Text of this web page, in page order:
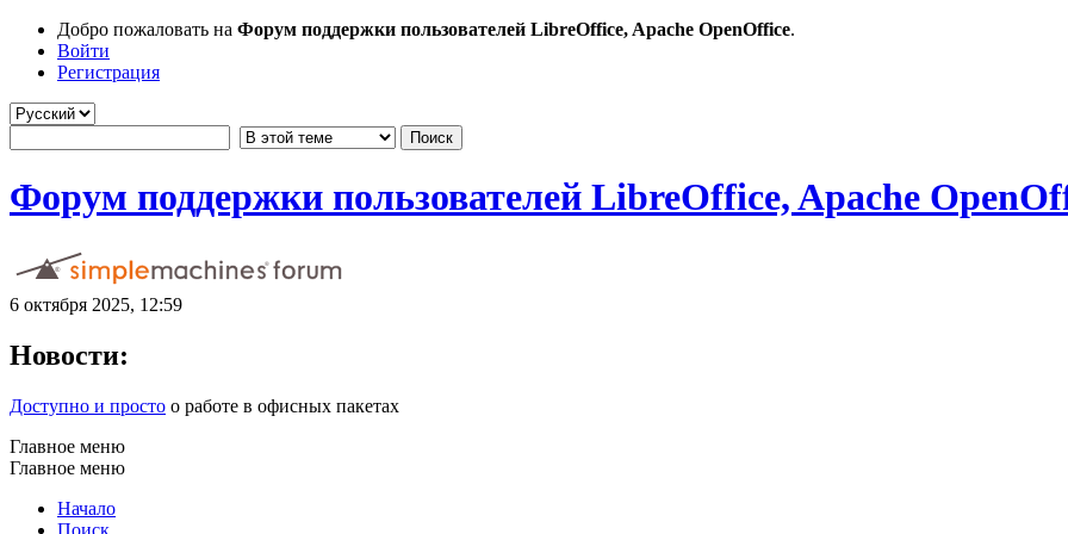
Добро пожаловать на Форум поддержки пользователей LibreOffice, Apache OpenOffice.
Войти
Регистрация
Форум поддержки пользователей LibreOffice, Apache
6 октября 2025, 12:59
Новости:
Доступно и просто о работе в офисных пакетах
Главное меню
Главное меню
Начало
Поиск